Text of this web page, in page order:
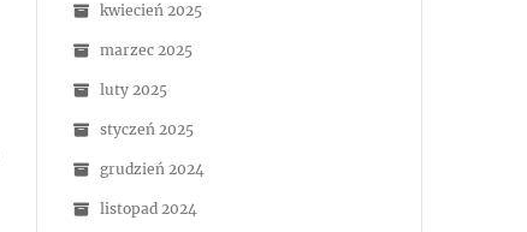
kwiecień 2025
marzec 2025
luty 2025
styczeń 2025
grudzień 2024
listopad 2024